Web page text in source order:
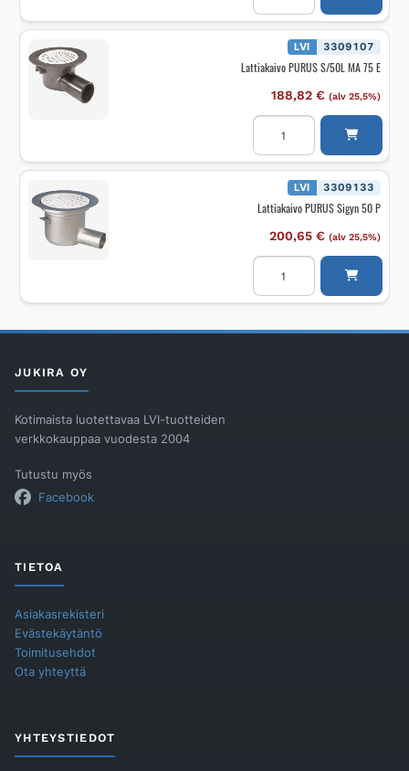
110
E
määrä LVI 3309107
Lattiakaivo PURUS S/50L MA 75 E
188,82 € (alv 25,5%)
Lattiakaivo
PURUS
MA
75
määrä
LVI 3309133
Lattiakaivo PURUS Sigyn 50 P
200,65 € (alv 25,5%)
Lattiakaivo
PURUS
50
JUKIRA OY
Kotimaista luotettavaa LVI-tuotteiden
verkkokauppaa vuodesta 2004
Tutustu myös
Facebook
TIETOA
Asiakasrekisteri
Evästekäytäntö
Toimitusehdot
Ota yhteyttä
YHTEYSTIEDOT